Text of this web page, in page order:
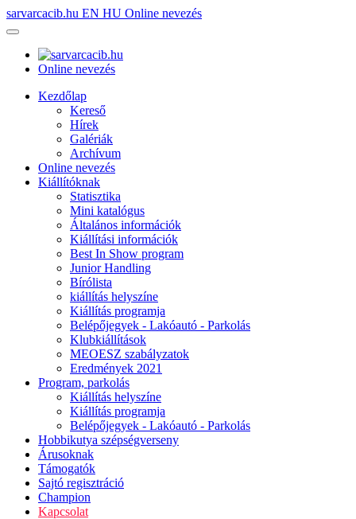
sarvarcacib.hu EN HU Online nevezés
Online nevezés
Kezdőlap
Kereső
Hírek
Galériák
Archívum
Online nevezés
Kiállítóknak
Statisztika
Mini katalógus
Általános információk
Kiállítási információk
Best In Show program
Junior Handling
Bírólista
kiállítás helyszíne
Kiállítás programja
Belépőjegyek - Lakóautó - Parkolás
Klubkiállítások
MEOESZ szabályzatok
Eredmények 2021
Program, parkolás
Kiállítás helyszíne
Kiállítás programja
Belépőjegyek - Lakóautó - Parkolás
Hobbikutya szépségverseny
Árusoknak
Támogatók
Sajtó regisztráció
Champion
Kapcsolat